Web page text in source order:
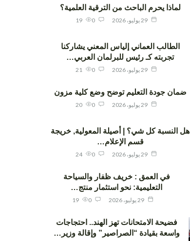
لماذا يحرم الباحث من الترقية العلمية؟
الطالب العماني إلياس المعني يشاركنا
تجربته كـ رئيس للبرلمان العربي…
ضمان جودة التعليم توضح وضع كلية مزون
هل النسبة كل شي؟ | أصيلة المعولية, خريجة
قسم الإعلام…
24
في العمق : خريف ظفار والسياحة
التعليمية: نحو استثمار منتج…
29 يوليو، 2026 0
19
فضيحة الامتحانات تهز الهند.. احتجاجات
واسعة بقيادة “الصراصير” وإقالة وزير…